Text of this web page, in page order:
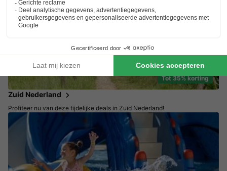
Tot 35% korting
Zuid Nederland
Profiteer nu van deze tijdelijke deals in Zuid Nederland!